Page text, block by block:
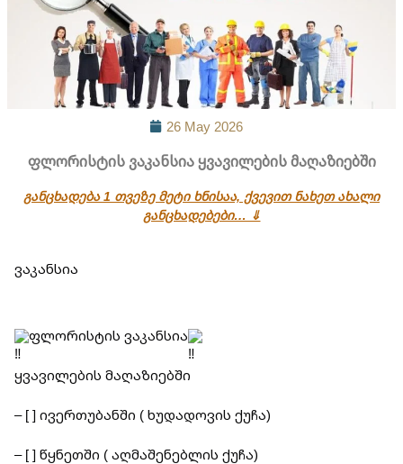
26 May 2026
ფლორისტის ვაკანსია ყვავილების მაღაზიებში
განცხადება 1 თვეზე მეტი ხნისაა, ქვევით ნახეთ ახალი
განცხადებები… ⇓
ვაკანსია
ფლორისტის ვაკანსია
ყვავილების მაღაზიებში
– [ ] ივერთუბანში ( ხუდადოვის ქუჩა)
– [ ] წყნეთში ( აღმაშენებლის ქუჩა)